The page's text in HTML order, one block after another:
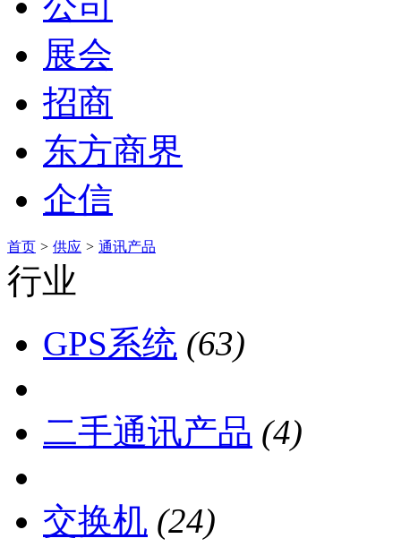
展会
招商
东方商界
企信
首页 > 供应 > 通讯产品
行业
GPS系统 (63)
二手通讯产品 (4)
交换机 (24)